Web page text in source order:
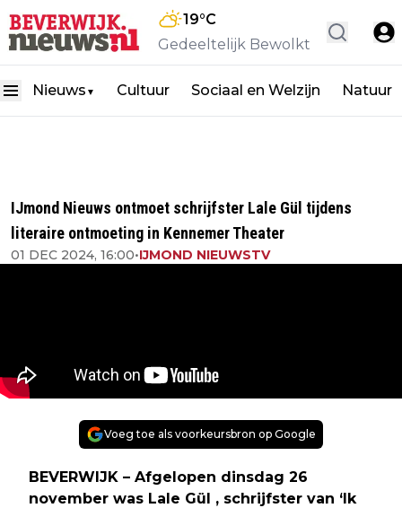
19°C
Gedeeltelijk Bewolkt
Nieuws ▼ Cultuur Sociaal en Welzijn Natuur
IJmond Nieuws ontmoet schrijfster Lale Gül tijdens
literaire ontmoeting in Kennemer Theater
01 DEC 2024, 16:00•IJMOND NIEUWSTV
Voeg toe als voorkeursbron op Google
BEVERWIJK – Afgelopen dinsdag 26
november was Lale Gül , schrijfster van ‘Ik